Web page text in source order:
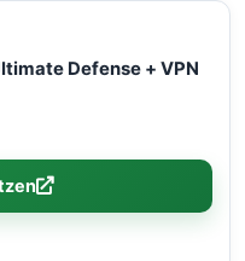
Defense + VPN